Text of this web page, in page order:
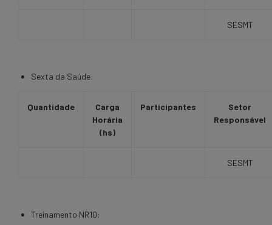
SESMT
Sexta da Saúde:
Quantidade
Carga
Horária
(hs)
Participantes
Setor
Responsável
SESMT
Treinamento NR10: